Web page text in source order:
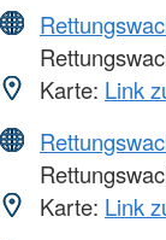
Karte: Link
Karte: Link